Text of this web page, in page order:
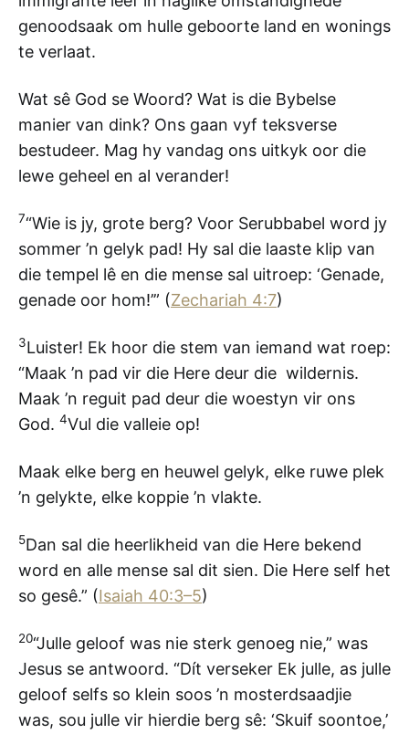
genoodsaak om hulle geboorte land en wonings
te verlaat.
Wat sê God se Woord? Wat is die Bybelse
manier van dink? Ons gaan vyf teksverse
bestudeer. Mag hy vandag ons uitkyk oor die
lewe geheel en al verander!
7“Wie is jy, grote berg? Voor Serubbabel word jy
sommer ’n gelyk pad! Hy sal die laaste klip van
die tempel lê en die mense sal uitroep: ‘Genade,
genade oor hom!’” (Zechariah 4:7)
3Luister! Ek hoor die stem van iemand wat roep:
“Maak ’n pad vir die Here deur die wildernis.
Maak ’n reguit pad deur die woestyn vir ons
God. 4Vul die valleie op!
Maak elke berg en heuwel gelyk, elke ruwe plek
’n gelykte, elke koppie ’n vlakte.
5Dan sal die heerlikheid van die Here bekend
word en alle mense sal dit sien. Die Here self het
so gesê.” (Isaiah 40:3–5)
20“Julle geloof was nie sterk genoeg nie,” was
Jesus se antwoord. “Dít verseker Ek julle, as julle
geloof selfs so klein soos ’n mosterdsaadjie
was, sou julle vir hierdie berg sê: ‘Skuif soontoe,’